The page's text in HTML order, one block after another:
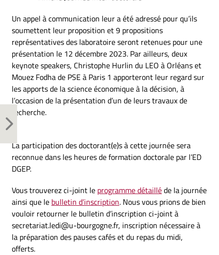
Un appel à communication leur a été adressé pour qu’ils
soumettent leur proposition et 9 propositions
représentatives des laboratoire seront retenues pour une
présentation le 12 décembre 2023. Par ailleurs, deux
keynote speakers, Christophe Hurlin du LEO à Orléans et
Mouez Fodha de PSE à Paris 1 apporteront leur regard sur
les apports de la science économique à la décision, à
l’occasion de la présentation d’un de leurs travaux de
recherche.
La participation des doctorant(e)s à cette journée sera
reconnue dans les heures de formation doctorale par l’ED
DGEP.
Vous trouverez ci-joint le programme détailléde la journée
ainsi que le bulletin d’inscription. Nous vous prions de bien
vouloir retourner le bulletin d’inscription ci-joint à
secretariat.ledi@u-bourgogne.fr, inscription nécessaire à
la préparation des pauses cafés et du repas du midi,
offerts.